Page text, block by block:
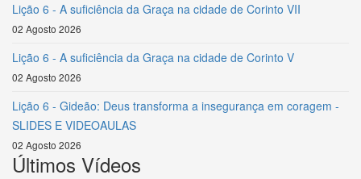
Lição 6 - A suficiência da Graça na cidade de Corinto VII
02 Agosto 2026
Lição 6 - A suficiência da Graça na cidade de Corinto V
02 Agosto 2026
Lição 6 - Gideão: Deus transforma a insegurança em coragem -
SLIDES E VIDEOAULAS
02 Agosto 2026
Últimos Vídeos